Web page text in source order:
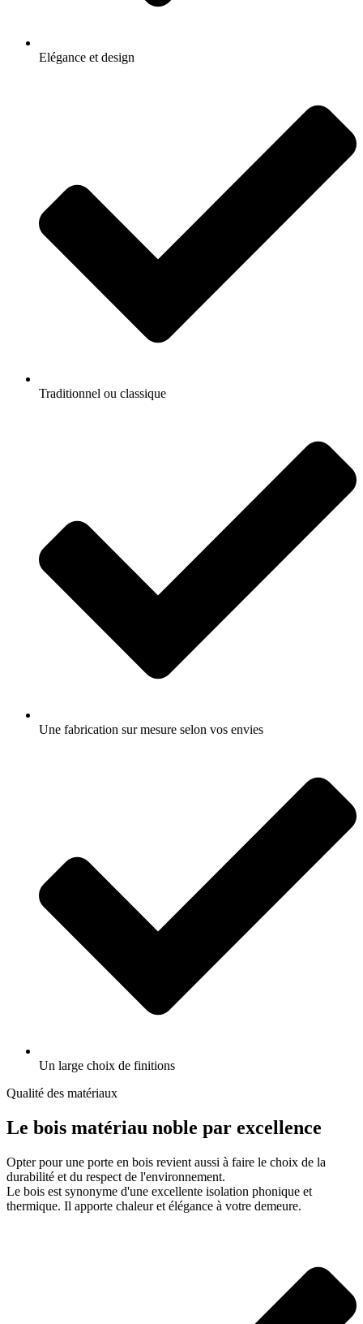
Elégance et design
Traditionnel ou classique
Une fabrication sur mesure selon vos envies
Un large choix de finitions
Qualité des matériaux
Le bois matériau noble par excellence
Opter pour une porte en bois revient aussi à faire le choix de la
durabilité et du respect de l'environnement.
Le bois est synonyme d'une excellente isolation phonique et
thermique. Il apporte chaleur et élégance à votre demeure.